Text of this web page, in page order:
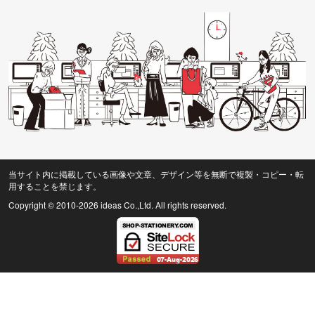
当サイト内に掲載している画像や文章、デザイン等を無断で複製・コピー・転
用することを禁じます。
Copyright © 2010-2026 ideas Co.,Ltd. All rights reserved.